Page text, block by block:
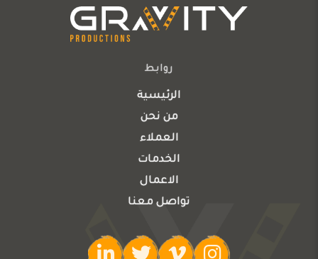
روابط
الرئيسية
من نحن
العملاء
الخدمات
الاعمال
تواصل معنا